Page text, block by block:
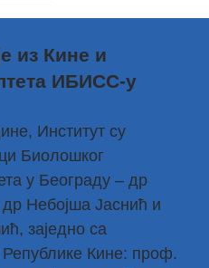
из Кине и
ИБИСС-у
Институт су
Биолошког
у Београду – др
Небојша Јаснић и
заједно са
Кине: проф.